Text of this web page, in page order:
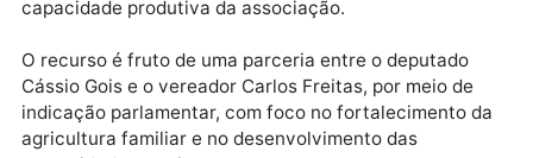
Mais de 150 famílias da agricultura familiar serão
diretamente beneficiadas com os novos
que vão fortalecer a produção rural, melhorar as